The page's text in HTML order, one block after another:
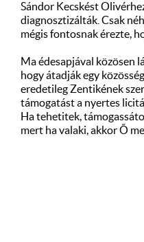
Sándor Kecskést
diagnosztizálták. Csak
mégis fontosnak érezte,
Ma édesapjával közösen
hogy átadják egy
eredetileg Zentikének
támogatást a nyertes
Ha tehetitek,
mert ha valaki, akkor Ő